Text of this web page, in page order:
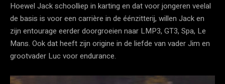
Hoewel Jack schoolliep in karting en dat voor jongeren veelal
de basis is voor een carrière in de éénzitterij, willen Jack en
zijn entourage eerder doorgroeien naar LMP3, GT3, Spa, Le
Mans. Ook dat heeft zijn origine in de liefde van vader Jim en
grootvader Luc voor endurance.